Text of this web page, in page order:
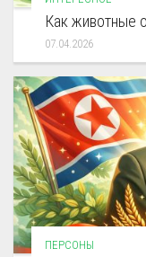
Как животные
07.04.2026
ПЕРСОНЫ